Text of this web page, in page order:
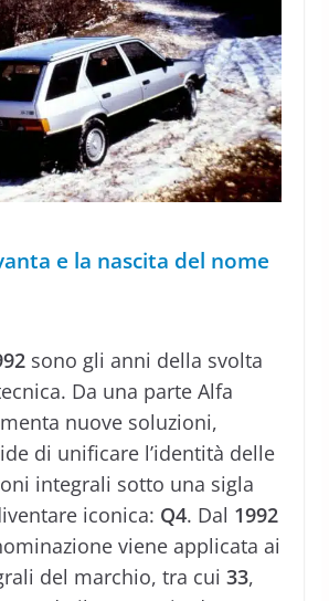
e la nascita del nome
sono gli anni della svolta
Da una parte Alfa
nuove soluzioni,
di unificare l’identità delle
integrali sotto una sigla
iconica: Q4. Dal 1992
viene applicata ai
del marchio, tra cui 33,